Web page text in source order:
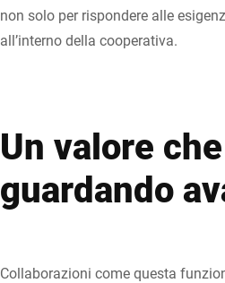
non solo per rispondere alle
all’interno della cooperativa.
Un valore
guardando
Collaborazioni come questa